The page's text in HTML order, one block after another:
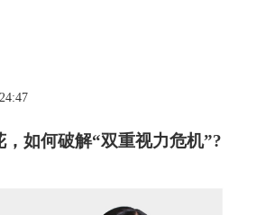
，如何破解“双重视力危机”?